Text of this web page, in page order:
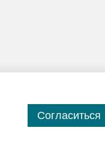
Согласиться